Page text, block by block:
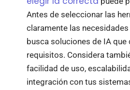
Antes de seleccionar las
claramente las
busca soluciones de IA que
requisitos. Considera
facilidad de uso,
integración con tus